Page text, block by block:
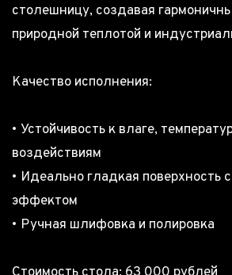
столешницу, создавая
природной теплотой и
Качество исполнения:
• Устойчивость к влаге,
воздействиям
• Идеально гладкая поверхность
эффектом
• Ручная шлифовка и полировка